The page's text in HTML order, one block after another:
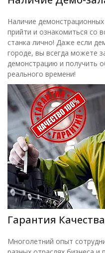
Наличие
прийти и ознакомиться со
станка лично! Даже если
городе, вы всегда можете
демонстрацию и получить
реального времени!
Гарантия Качества
Многолетний опыт